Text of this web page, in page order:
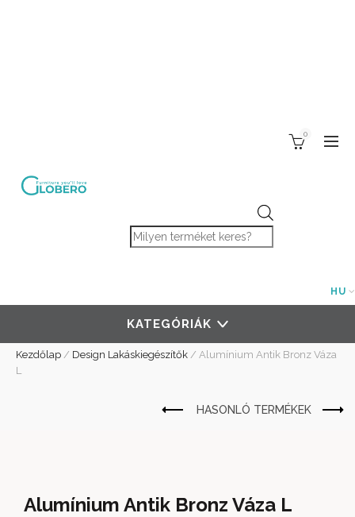
Products search
0
HU
KATEGÓRIÁK
Kezdőlap / Design Lakáskiegészítők / Alumínium Antik Bronz Váza
L
Alumínium Antik Bronz Váza L